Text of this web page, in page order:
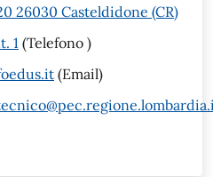
26030 Casteldidone (CR)
1 (Telefono )
(Email)